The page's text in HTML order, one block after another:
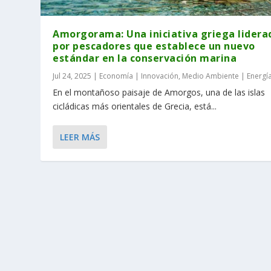
Amorgorama: Una iniciativa griega
por pescadores que establece un nuevo
estándar en la conservación marina
Jul 24, 2025 | Economía | Innovación, Medio Ambiente |
En el montañoso paisaje de Amorgos, una de las islas
cicládicas más orientales de Grecia, está...
LEER MÁS